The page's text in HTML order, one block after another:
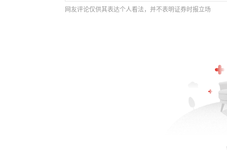
网友评论仅供其表达个人看法，并不表明证券时报立场